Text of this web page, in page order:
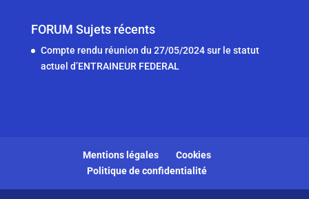
c
e
b
c
e
b
tt
er s
A
e
e
FORUM Sujets récents
Compte rendu réunion du 27/05/2024 sur le statut
actuel d’ENTRAINEUR FEDERAL
Mentions légales
Cookies
Politique de confidentialité